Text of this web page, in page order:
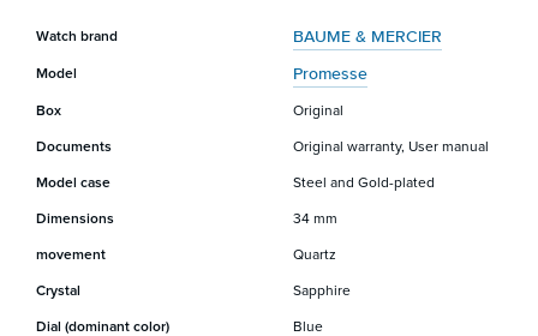
Watch brand BAUME & MERCIER
Model Promesse
Box Original
Documents Original warranty, User manual
Model case Steel and Gold-plated
Dimensions 34 mm
movement Quartz
Crystal Sapphire
Dial (dominant color) Blue